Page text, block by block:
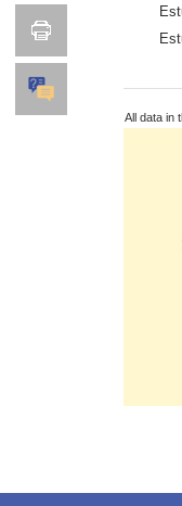
All data in